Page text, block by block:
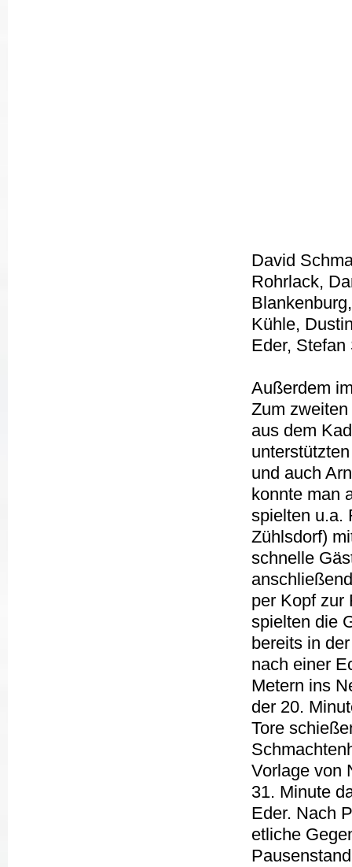
David
Rohrlack,
Kühle,
Eder, Stefan
Außerdem
Zum
aus dem
und auch
konnte man
spielten u.a.
Zühlsdorf)
schnelle
per Kopf zur
spielten die
bereits in
nach einer
Metern ins
der 20.
Tore
Vorlage von
31. Minute
Eder. Nach
etliche